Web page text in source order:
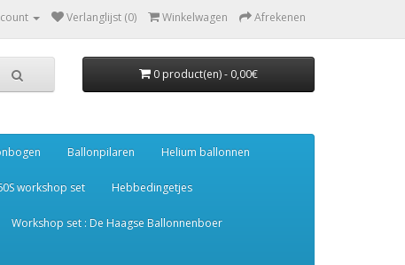
Verlanglijst (0) Winkelwagen Afrekenen
0 product(en) - 0,00€
Ballonpilaren Helium ballonnen
workshop set Hebbedingetjes
Workshop set : De Haagse Ballonnenboer